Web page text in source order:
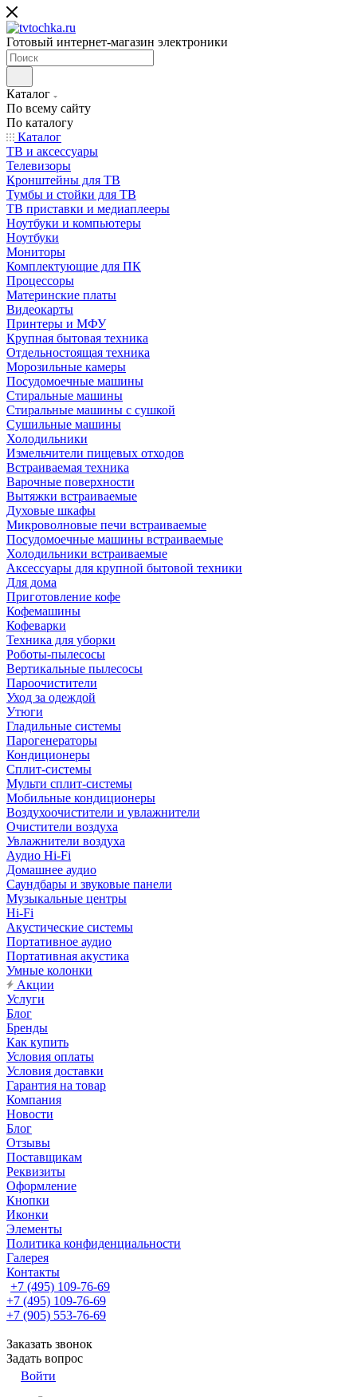
Готовый интернет-магазин электроники
Каталог
По всему сайту
По каталогу
Каталог
ТВ и аксессуары
Телевизоры
Кронштейны для ТВ
Тумбы и стойки для ТВ
ТВ приставки и медиаплееры
Ноутбуки и компьютеры
Ноутбуки
Мониторы
Комплектующие для ПК
Процессоры
Материнские платы
Видеокарты
Принтеры и МФУ
Крупная бытовая техника
Отдельностоящая техника
Морозильные камеры
Посудомоечные машины
Стиральные машины
Стиральные машины с сушкой
Сушильные машины
Холодильники
Измельчители пищевых отходов
Встраиваемая техника
Варочные поверхности
Вытяжки встраиваемые
Духовые шкафы
Микроволновые печи встраиваемые
Посудомоечные машины встраиваемые
Холодильники встраиваемые
Аксессуары для крупной бытовой техники
Для дома
Приготовление кофе
Кофемашины
Кофеварки
Техника для уборки
Роботы-пылесосы
Вертикальные пылесосы
Пароочистители
Уход за одеждой
Утюги
Гладильные системы
Парогенераторы
Кондиционеры
Сплит-системы
Мульти сплит-системы
Мобильные кондиционеры
Воздухоочистители и увлажнители
Очистители воздуха
Увлажнители воздуха
Аудио Hi-Fi
Домашнее аудио
Саундбары и звуковые панели
Музыкальные центры
Hi-Fi
Акустические системы
Портативное аудио
Портативная акустика
Умные колонки
Акции
Услуги
Блог
Бренды
Как купить
Условия оплаты
Условия доставки
Гарантия на товар
Компания
Новости
Блог
Отзывы
Поставщикам
Реквизиты
Оформление
Кнопки
Иконки
Элементы
Политика конфиденциальности
Галерея
Контакты
+7 (495) 109-76-69
+7 (495) 109-76-69
+7 (905) 553-76-69
Заказать звонок
Задать вопрос
Войти